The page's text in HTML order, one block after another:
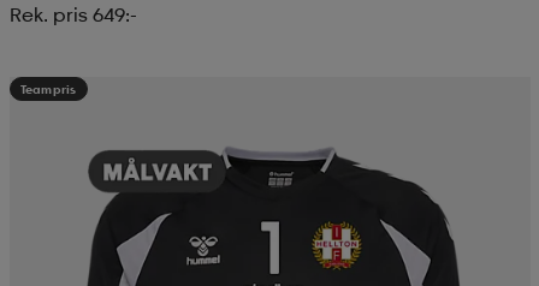
Rek. pris 649:-
Teampris